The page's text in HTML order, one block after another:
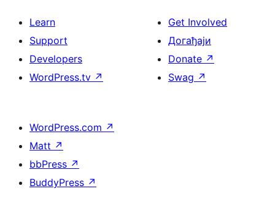
Learn
Support
Developers
WordPress.tv ↗
Get Involved
Догађаји
Donate ↗
Swag ↗
WordPress.com ↗
Matt ↗
bbPress ↗
BuddyPress ↗